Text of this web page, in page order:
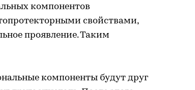
компонентов
свойствами,
проявление. Таким
компоненты будут друг